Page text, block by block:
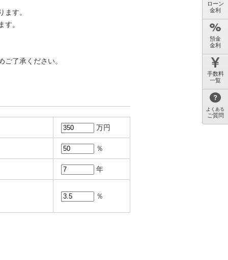
す。
。
了承ください。
万円
％
年
％
ローン
金利
預金
金利
手数料
一覧
よくある
ご質問